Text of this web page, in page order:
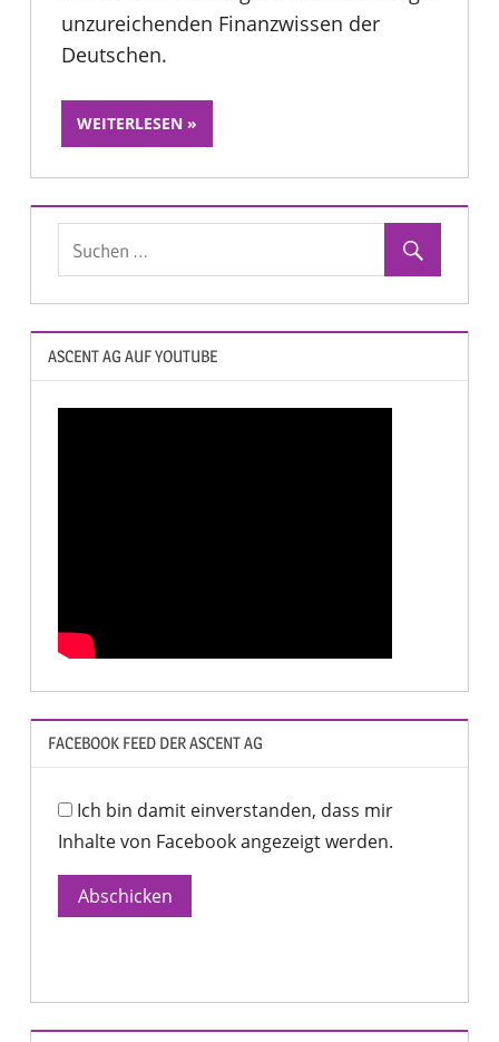
unzureichenden Finanzwissen der
Deutschen.
WEITERLESEN
ASCENT AG AUF YOUTUBE
FACEBOOK FEED DER ASCENT AG
Ich bin damit einverstanden, dass mir
Inhalte von Facebook angezeigt werden.
Abschicken